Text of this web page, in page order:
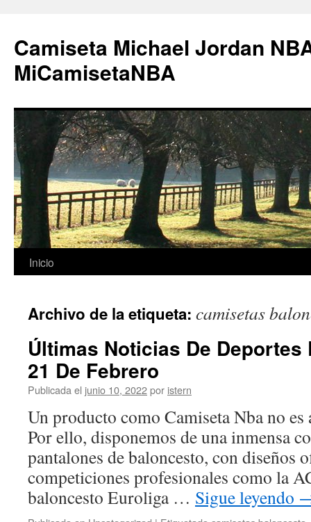
Camiseta Michael Jordan
MiCamisetaNBA
Saltar
contenido
Inicio
Archivo de la etiqueta: camisetas
Últimas Noticias De Deportes
21 De Febrero
Publicada el junio 10, 2022por istern
Un producto como Camiseta Nba no
Por ello, disponemos de una inmensa
pantalones de baloncesto, con diseños
competiciones profesionales como la
baloncesto Euroliga … Sigue leyendo